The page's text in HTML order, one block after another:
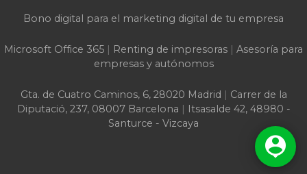

Bono digital para el marketing digital de tu empresa
Microsoft Office 365 | Renting de impresoras | Asesoría para
empresas y autónomos
Gta. de Cuatro Caminos, 6, 28020 Madrid | Carrer de la
Diputació, 237, 08007 Barcelona | Itsasalde 42, 48980 -
Santurce - Vizcaya